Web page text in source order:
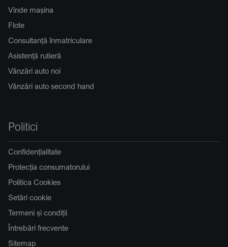
Vinde mașina
Flote
Consultanță înmatriculare
Asistență rutieră
Vânzări auto noi
Vânzări auto second hand
Politici
Confidențialitate
Protecția consumatorului
Politica Cookies
Setări cookie
Termeni și condiții
Întrebări frecvente
Sitemap